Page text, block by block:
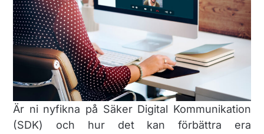
Är ni nyfikna på Säker Digital Kommunikation
(SDK) och hur det kan förbättra era